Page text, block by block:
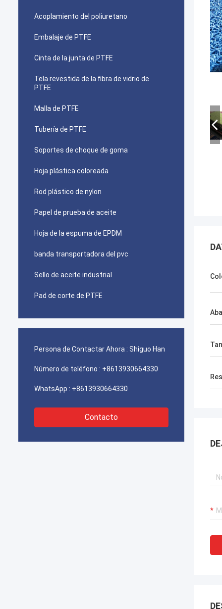
Acoplamiento del poliuretano
Embalaje de PTFE
Cinta de la junta de PTFE
Tela revestida de la fibra de vidrio de
PTFE
Malla de PTFE
Tubería de PTFE
Soportes de choque de goma
Hoja plástica coloreada
Rod plástico de nylon
Papel de prueba de aceite
Hoja de la espuma de EPDM
banda transportadora del pvc
Sello de aceite industrial
Pad de corte de PTFE
Persona de Contactar Ahora : Shiguo Han
Número de teléfono : +8613930664330
WhatsApp : +8613930664330
Contacto